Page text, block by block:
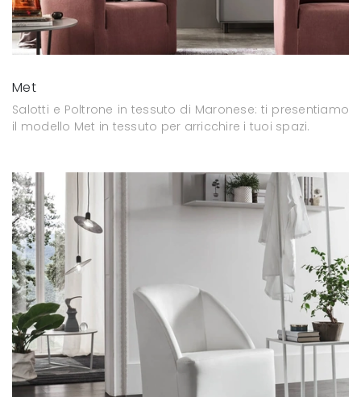
Met
Salotti e Poltrone in tessuto di Maronese: ti presentiamo
il modello Met in tessuto per arricchire i tuoi spazi.